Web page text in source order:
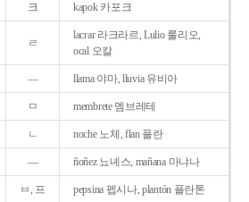
크 kapok 카포크
ㄹ
lacrar 라크라르, Lulio 룰리오,
ocal 오칼
― llama 야마, lluvia 유비아
ㅁ membrete 멤브레테
ㄴ noche 노체, flan 플란
― ñoñez 뇨녜스, mañana 마냐나
ㅂ, 프 pepsina 펩시나, plantón 플란톤